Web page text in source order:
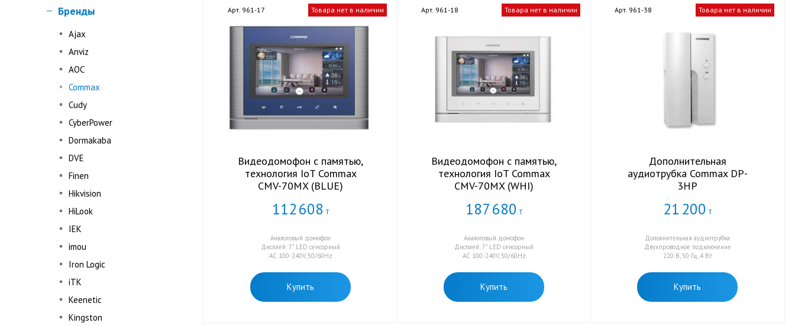
Бренды
Ajax
Anviz
AOC
Commax
Cudy
CyberPower
Dormakabа
DVE
Finen
Hikvision
HiLook
IEK
imou
Iron Logic
iTK
Keenetic
Kingston
Арт. 961-17 Товара нет в наличии
Видеодомофон с памятью,
технология IoT Commax
CMV-70MX (BLUE)
112608 Т
Аналоговый домофон
Дисплей: 7" LED сенсорный
AC 100-240V, 50/60Hz
Купить
Арт. 961-18 Товара нет в наличии
Видеодомофон с памятью,
технология IoT Commax
CMV-70MX (WHI)
187680 Т
Аналоговый домофон
Дисплей: 7" LED сенсорный
AC 100-240V, 50/60Hz
Купить
Арт. 961-38 Товара нет в наличии
Дополнительная
аудиотрубка Commax DP-
3HP
21 200 Т
Дополнительная аудиотрубка
Двухпроводное подключение
220 В, 50 Гц, 4 Вт
Купить